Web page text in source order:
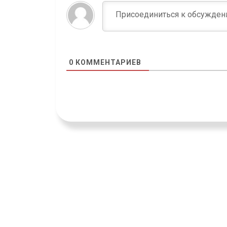
0 КОММЕНТАРИЕВ